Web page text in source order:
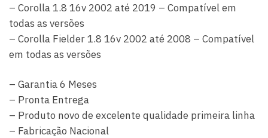
– Corolla 1.8 16v 2002 até 2019 – Compatível em
todas as versões
– Corolla Fielder 1.8 16v 2002 até 2008 – Compatível
em todas as versões
– Garantia 6 Meses
– Pronta Entrega
– Produto novo de excelente qualidade primeira linha
– Fabricação Nacional